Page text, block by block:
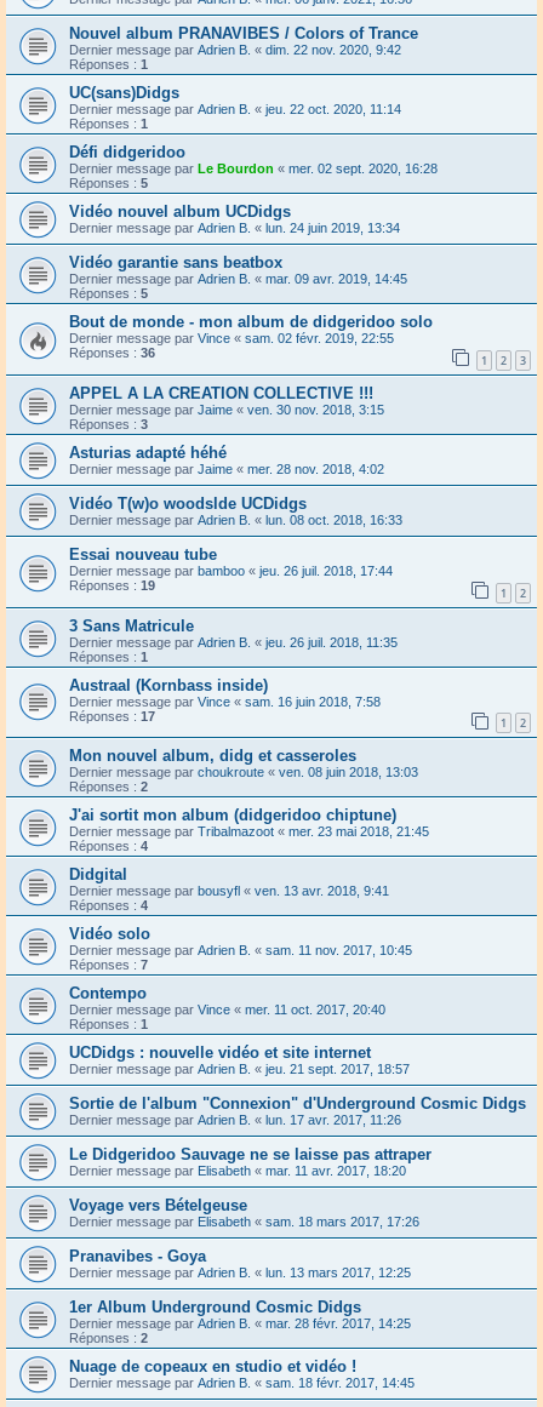
Nouvel album PRANAVIBES / Colors of Trance
Dernier message par Adrien B. « dim. 22 nov. 2020, 9:42
Réponses : 1
UC(sans)Didgs
Dernier message par Adrien B. « jeu. 22 oct. 2020, 11:14
Réponses : 1
Défi didgeridoo
Dernier message par Le Bourdon « mer. 02 sept. 2020, 16:28
Réponses : 5
Vidéo nouvel album UCDidgs
Dernier message par Adrien B. « lun. 24 juin 2019, 13:34
Vidéo garantie sans beatbox
Dernier message par Adrien B. « mar. 09 avr. 2019, 14:45
Réponses : 5
Bout de monde - mon album de didgeridoo solo
Dernier message par Vince « sam. 02 févr. 2019, 22:55
Réponses : 36 1 2 3
APPEL A LA CREATION COLLECTIVE !!!
Dernier message par Jaime « ven. 30 nov. 2018, 3:15
Réponses : 3
Asturias adapté héhé
Dernier message par Jaime « mer. 28 nov. 2018, 4:02
Vidéo T(w)o woodslde UCDidgs
Dernier message par Adrien B. « lun. 08 oct. 2018, 16:33
Essai nouveau tube
Dernier message par bamboo « jeu. 26 juil. 2018, 17:44
Réponses : 19 1 2
3 Sans Matricule
Dernier message par Adrien B. « jeu. 26 juil. 2018, 11:35
Réponses : 1
Austraal (Kornbass inside)
Dernier message par Vince « sam. 16 juin 2018, 7:58
Réponses : 17 1 2
Mon nouvel album, didg et casseroles
Dernier message par choukroute « ven. 08 juin 2018, 13:03
Réponses : 2
J'ai sortit mon album (didgeridoo chiptune)
Dernier message par Tribalmazoot « mer. 23 mai 2018, 21:45
Réponses : 4
Didgital
Dernier message par bousyfl « ven. 13 avr. 2018, 9:41
Réponses : 4
Vidéo solo
Dernier message par Adrien B. « sam. 11 nov. 2017, 10:45
Réponses : 7
Contempo
Dernier message par Vince « mer. 11 oct. 2017, 20:40
Réponses : 1
UCDidgs : nouvelle vidéo et site internet
Dernier message par Adrien B. « jeu. 21 sept. 2017, 18:57
Sortie de l'album "Connexion" d'Underground Cosmic Didgs
Dernier message par Adrien B. « lun. 17 avr. 2017, 11:26
Le Didgeridoo Sauvage ne se laisse pas attraper
Dernier message par Elisabeth « mar. 11 avr. 2017, 18:20
Voyage vers Bételgeuse
Dernier message par Elisabeth « sam. 18 mars 2017, 17:26
Pranavibes - Goya
Dernier message par Adrien B. « lun. 13 mars 2017, 12:25
1er Album Underground Cosmic Didgs
Dernier message par Adrien B. « mar. 28 févr. 2017, 14:25
Réponses : 2
Nuage de copeaux en studio et vidéo !
Dernier message par Adrien B. « sam. 18 févr. 2017, 14:45